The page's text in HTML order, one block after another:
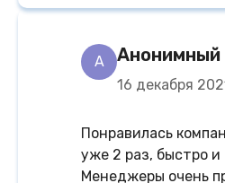
A Анонимный
16 декабря
Понравилась
уже 2 раз, быстро и
Менеджеры очень